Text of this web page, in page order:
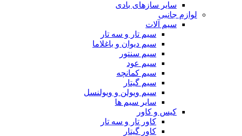
سایر سازهای بادی
لوازم جانبی
سیم آلات
سیم تار و سه تار
سیم دیوان و باغلاما
سیم سنتور
سیم عود
سیم کمانچه
سیم گیتار
سیم ویولن و ویولنسل
سایر سیم ها
کیس و کاور
کاور تار و سه تار
کاور گیتار